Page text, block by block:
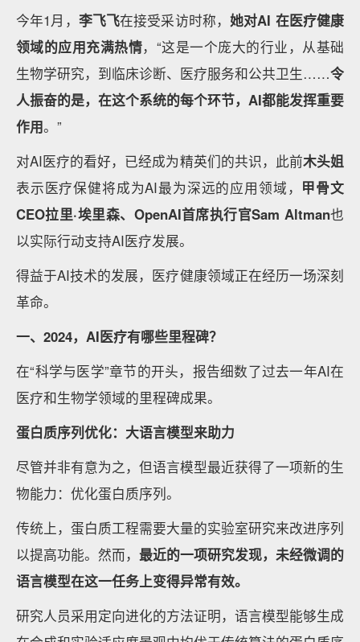
今年1月， 李飞飞在接受采访时称，她对AI 在医疗健康
领域的应用充满热情，“这是一个庞大的行业，从基础
生物学研究，到临床诊断、医疗服务和公共卫生……令
人振奋的是，在这个系统的每个环节， AI都能发挥重要
作用。”
对AI医疗的看好，已经成为精英们的共识，此前木头姐
表示医疗保健将成为AI最为深远的应用领域， 甲骨文
CEO拉里·埃里森、 OpenAI首席执行官Sam Altman也
以实际行动支持AI医疗发展。
得益于AI技术的发展，医疗健康领域正在经历一场深刻
革命。
一、2024，AI医疗有哪些里程碑？
在“科学与医学”章节的开头，报告细数了过去一年AI在
医疗和生物学领域的里程碑成果。
蛋白质序列优化：大语言模型来助力
尽管并非有意为之，但语言模型最近获得了一项新的生
物能力：优化蛋白质序列。
传统上，蛋白质工程需要大量的实验室研究来改进序列
以提高功能。然而， 最近的一项研究发现，未经微调的
语言模型在这一任务上变得异常有效。
研究人员采用定向进化的方法证明，语言模型能够生成